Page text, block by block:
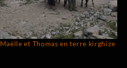
Maëlle et Thomas en terre kirghize